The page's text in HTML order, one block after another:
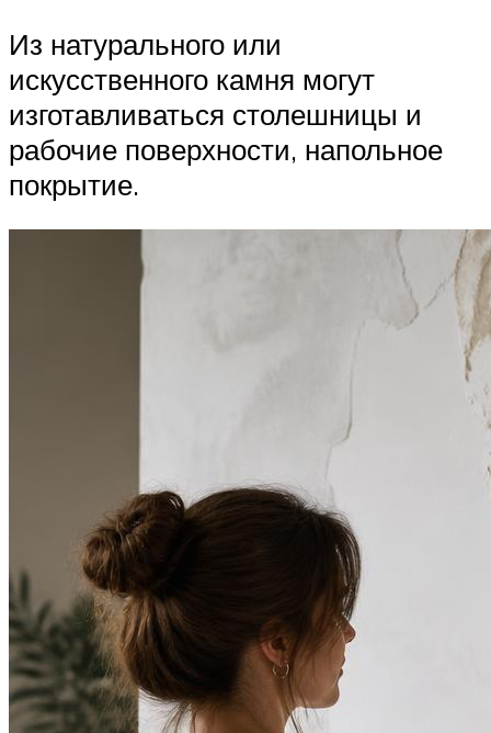
Из натурального или
искусственного камня могут
изготавливаться столешницы и
рабочие поверхности, напольное
покрытие.